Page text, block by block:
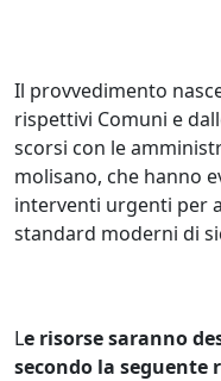
Il provvedimento
rispettivi Comuni e
scorsi con le
molisano, che hanno
interventi urgenti per
standard moderni di
Le risorse saranno
secondo la seguente